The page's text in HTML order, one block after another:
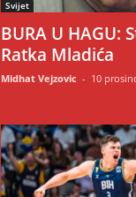
Svijet
BURA U HAGU:
Ratka Mladića
Midhat Vejzovic - 10